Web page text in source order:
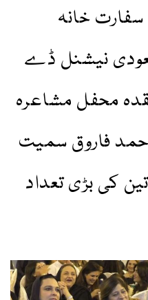
خانہ
نیشنل ڈے
محفل مشاعرہ
فاروق سمیت
کی بڑی تعداد